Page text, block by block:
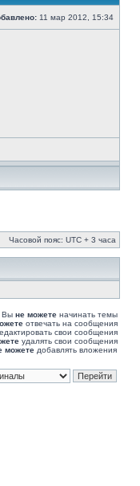
11 мар 2012, 15:34
Часовой пояс: UTC + 3 часа
Вы не можете начинать темы
отвечать на сообщения
свои сообщения
удалять свои сообщения
можете добавлять вложения